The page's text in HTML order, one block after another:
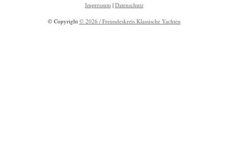
Impressum | Datenschutz
© Copyright © 2026 / Freundeskreis Klassische Yachten